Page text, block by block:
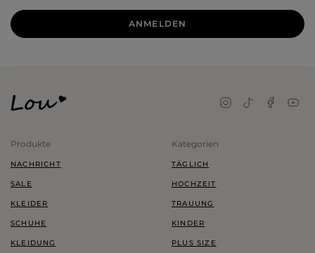
ANMELDEN
Produkte
NACHRICHT
SALE
KLEIDER
SCHUHE
KLEIDUNG
Kategorien
TÄGLICH
HOCHZEIT
TRAUUNG
KINDER
PLUS SIZE